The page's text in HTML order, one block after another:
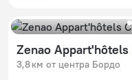
Zenao Appart'hôtels
3,8 км от центра Бордо